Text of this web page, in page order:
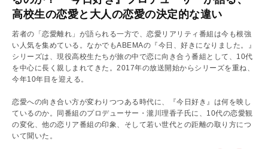
高校生の恋愛と大人の恋愛の決定的な違い
若者の「恋愛離れ」が語られる一方で、恋愛リアリティ番組は今も根強
い人気を集めている。なかでもABEMAの『今日、好きになりました。』
シリーズは、現役高校生たちが旅の中で恋に向き合う番組として、10代
を中心に長く親しまれてきた。2017年の放送開始からシリーズを重ね、
今年10年目を迎える。
恋愛への向き合い方が変わりつつある時代に、『今日好き』は何を映し
ているのか。同番組のプロデューサー・瀧川理香子氏に、10代の恋愛観
の変化、他の恋リア番組の印象、そして若い世代との距離の取り方につ
いて聞いた。